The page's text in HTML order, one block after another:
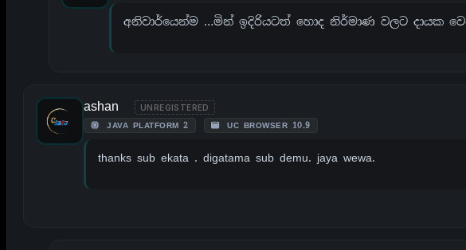
අනිවාර්යෙන්ම …මින් ඉදිරියටත් හොද නිර්මාණ වලට දායක
ashan UNREGISTERED
JAVA PLATFORM 2 UC BROWSER 10.9
thanks sub ekata . digatama sub demu. jaya wewa.